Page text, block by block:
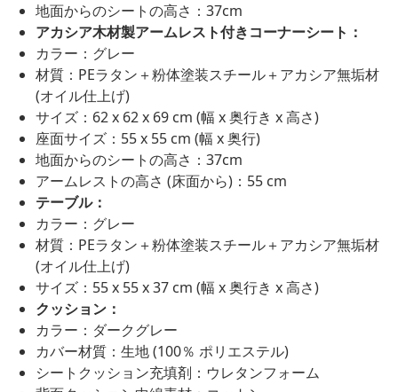
地面からのシートの高さ：37cm
アカシア木材製アームレスト付きコーナーシート：
カラー：グレー
材質：PEラタン＋粉体塗装スチール＋アカシア無垢材
(オイル仕上げ)
サイズ：62 x 62 x 69 cm (幅 x 奥行き x 高さ)
座面サイズ：55 x 55 cm (幅 x 奥行)
地面からのシートの高さ：37cm
アームレストの高さ (床面から)：55 cm
テーブル：
カラー：グレー
材質：PEラタン＋粉体塗装スチール＋アカシア無垢材
(オイル仕上げ)
サイズ：55 x 55 x 37 cm (幅 x 奥行き x 高さ)
クッション：
カラー：ダークグレー
カバー材質：生地 (100％ ポリエステル)
シートクッション充填剤：ウレタンフォーム